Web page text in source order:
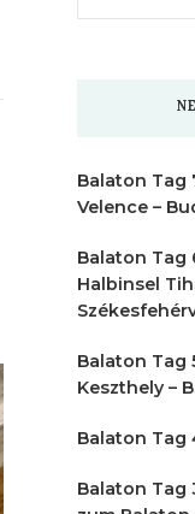
Balaton Tag
Velence –
Balaton Tag
Halbinsel
Balaton Tag
Keszthely –
Balaton Tag
Balaton Tag